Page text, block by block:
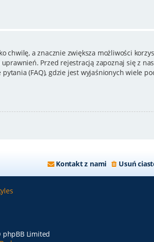
chwilę, a znacznie zwiększa możliwości
Przed rejestracją zapoznaj się z
(FAQ), gdzie jest wyjaśnionych wiele
Usuń
Kontakt z nami
Limited